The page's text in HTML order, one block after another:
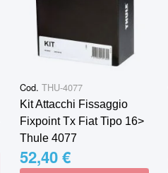
Cod. THU-4077
Kit Attacchi Fissaggio
Fixpoint Tx Fiat Tipo 16>
Thule 4077
52,40 €